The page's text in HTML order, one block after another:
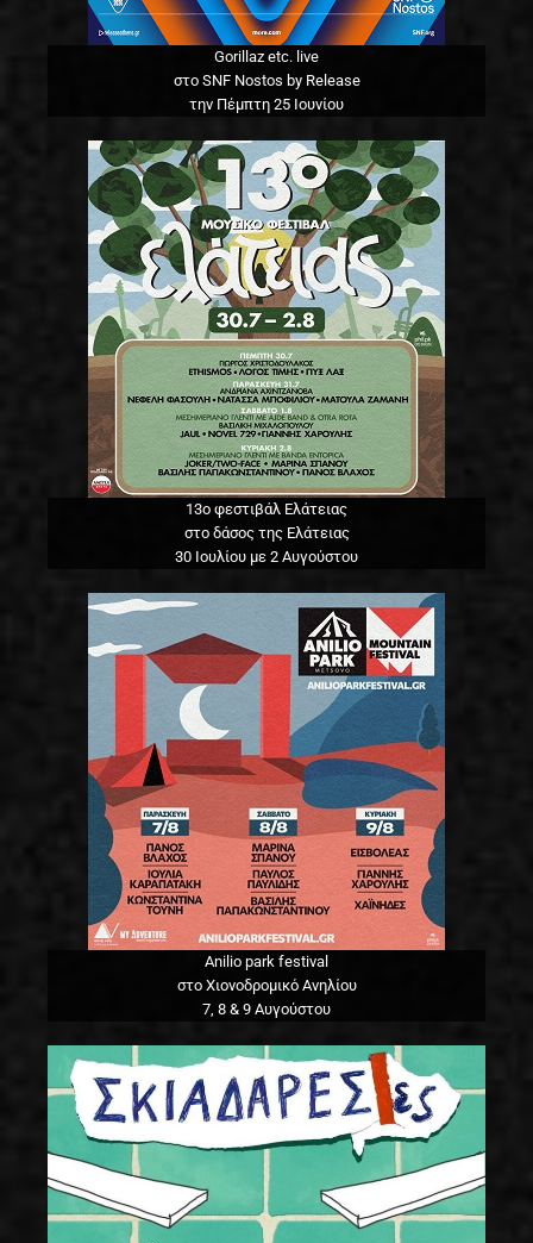
Gorillaz etc. live
στο SNF Nostos by Release
την Πέμπτη 25 Ιουνίου
13o φεστιβάλ Ελάτειας
στο δάσος της Ελάτειας
30 Ιουλίου με 2 Αυγούστου
Anilio park festival
στο Χιονοδρομικό Ανηλίου
7, 8 & 9 Αυγούστου